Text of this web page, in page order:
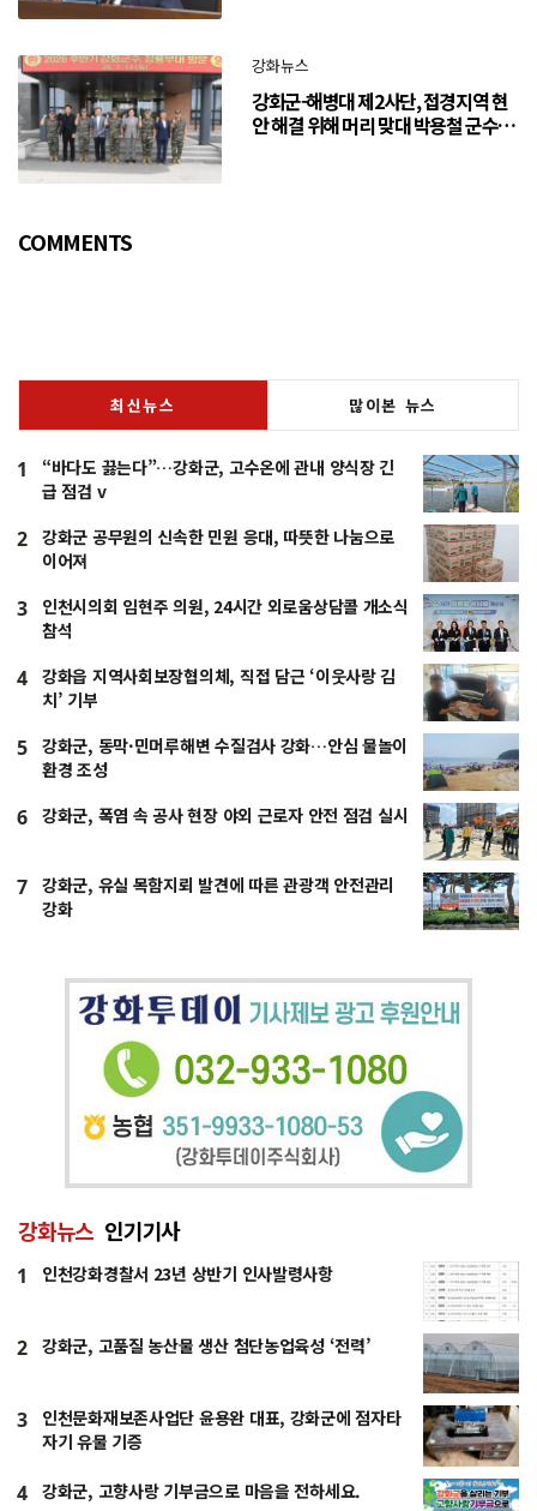
강화뉴스
강화군-해병대 제2사단, 접경지역 현
안 해결 위해 머리 맞대 박용철 군수
COMMENTS
최신뉴스 많이본 뉴스
1
“바다도 끓는다”…강화군, 고수온에 관내 양식장 긴
급 점검 v
2
강화군 공무원의 신속한 민원 응대, 따뜻한 나눔으로
이어져
3
인천시의회 임현주 의원, 24시간 외로움상담콜 개소식
참석
4
강화읍 지역사회보장협의체, 직접 담근 ‘이웃사랑 김
치’ 기부
5
강화군, 동막·민머루해변 수질검사 강화…안심 물놀이
환경 조성
6 강화군, 폭염 속 공사 현장 야외 근로자 안전 점검 실시
7
강화군, 유실 목함지뢰 발견에 따른 관광객 안전관리
강화
강화뉴스 인기기사
1 인천강화경찰서 23년 상반기 인사발령사항
2 강화군, 고품질 농산물 생산 첨단농업육성 ‘전력’
3
인천문화재보존사업단 윤용완 대표, 강화군에 점자타
자기 유물 기증
4 강화군, 고향사랑 기부금으로 마음을 전하세요.